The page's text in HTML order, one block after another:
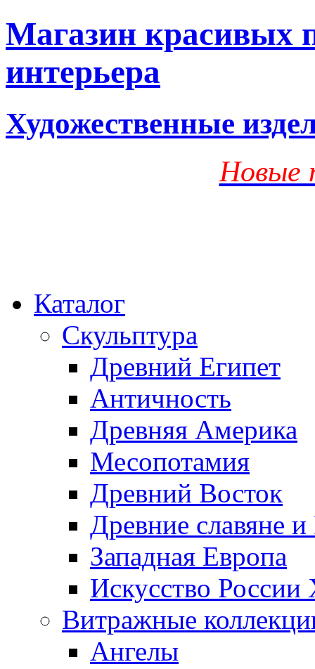
Магазин красивых
интерьера
Художественные
Новые
Каталог
Скульптура
Древний Египет
Античность
Древняя Америка
Месопотамия
Древний Восток
Древние славяне и
Западная Европа
Искусство
Витражные
Ангелы